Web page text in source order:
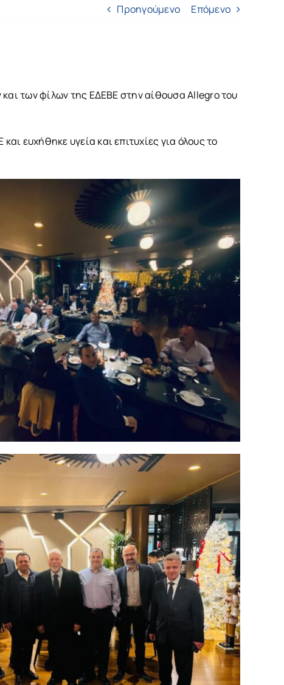
Προηγούμενο Επόμενο
και των φίλων της ΕΔΕΒΕ στην αίθουσα Allegro του
ευχήθηκε υγεία και επιτυχίες για όλους το